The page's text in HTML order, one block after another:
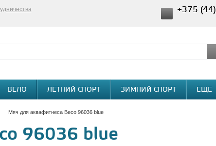
+375 (44)
ВЕЛО ЛЕТНИЙ СПОРТ ЗИМНИЙ СПОРТ ЕЩЕ
Мяч для аквафитнеса Beco 96036 blue
96036 blue